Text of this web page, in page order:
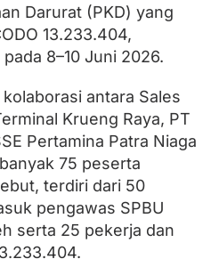
Darurat (PKD) yang
13.233.404,
8–10 Juni 2026.
antara Sales
Krueng Raya, PT
Pertamina Patra Niaga
75 peserta
terdiri dari 50
pengawas SPBU
serta 25 pekerja dan